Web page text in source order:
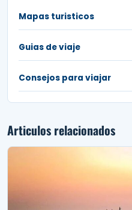
Mapas turisticos
Guias de viaje
Consejos para viajar
Articulos relacionados